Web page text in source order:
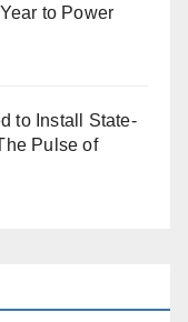
to Power
to Install State-
Pulse of